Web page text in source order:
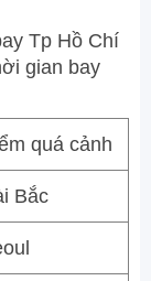
Tp Hồ Chí
gian bay
quá cảnh
Bắc